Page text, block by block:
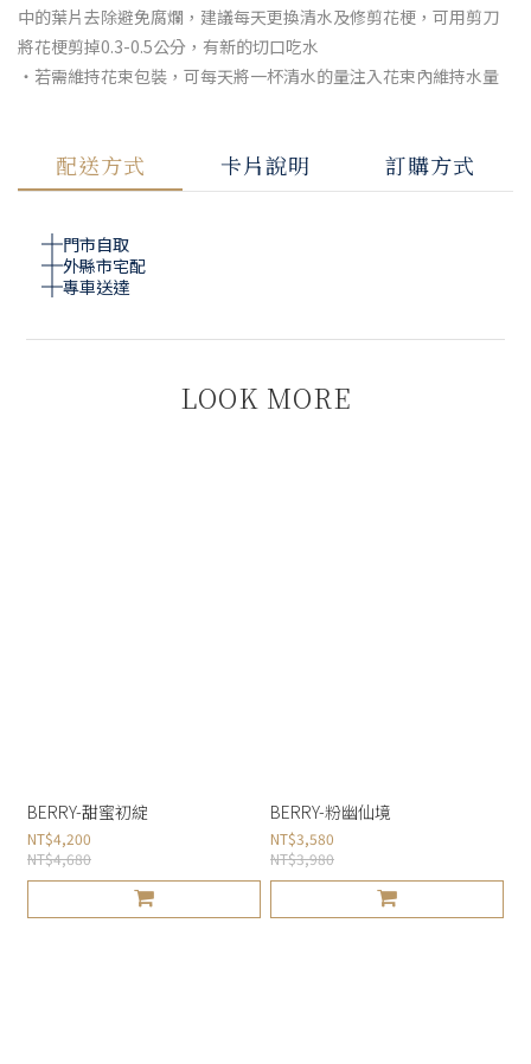
中的葉片去除避免腐爛，建議每天更換清水及修剪花梗，可用剪刀
將花梗剪掉0.3-0.5公分，有新的切口吃水
・若需維持花束包裝，可每天將一杯清水的量注入花束內維持水量
配送方式 卡片說明 訂購方式
門市自取
外縣市宅配
專車送達
LOOK MORE
BERRY-甜蜜初綻
NT$4,200
NT$4,680
BERRY-粉幽仙境
NT$3,580
NT$3,980